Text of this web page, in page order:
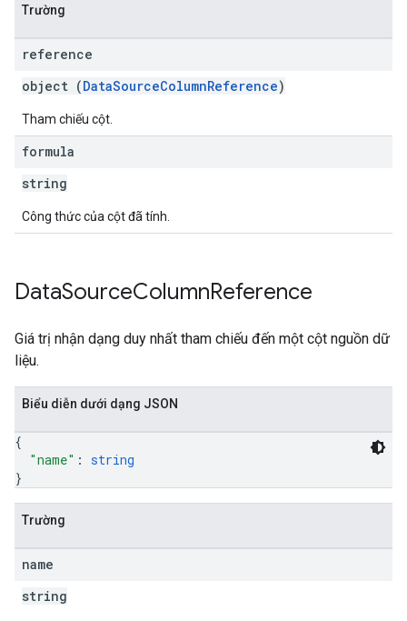
Trường
reference
object (DataSourceColumnReference)
Tham chiếu cột.
formula
string
Công thức của cột đã tính.
DataSourceColumnReference
Giá trị nhận dạng duy nhất tham chiếu đến một cột nguồn dữ
liệu.
Biểu diễn dưới dạng JSON
{
"name" : string
}
Trường
name
string